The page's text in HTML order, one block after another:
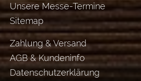
Unsere Messe-Termine
Sitemap
Zahlung & Versand
AGB & Kundeninfo
Datenschutzerklärung